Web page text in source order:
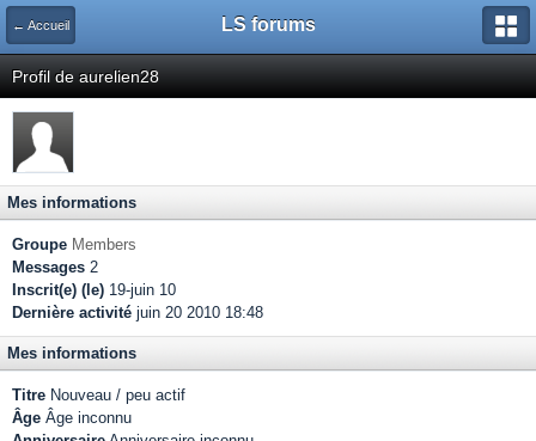
← Accueil LS forums
Profil de aurelien28
Mes informations
Groupe Members
Messages 2
Inscrit(e) (le) 19-juin 10
Dernière activité juin 20 2010 18:48
Mes informations
Titre Nouveau / peu actif
Âge Âge inconnu